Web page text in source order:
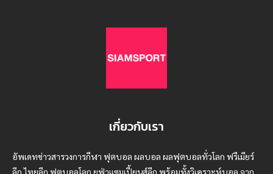
เกี่ยวกับเรา
อัพเดทข่าวสารวงการกีฬา ฟุตบอล ผลบอล ผลฟุตบอลทั่วโลก ฟรีเมียร์
ลีก ไทยลีก ฟุตบอลโลก ยูฟ่าแซมเปี้ยนส์ลีก พร้อมทั้งวิเคราะห์บอล จาก